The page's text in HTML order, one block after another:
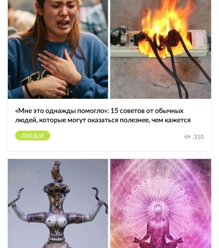
«Мне это однажды помогло»: 15 советов от обычных
людей, которые могут оказаться полезнее, чем кажется
ЛЮДИ 310